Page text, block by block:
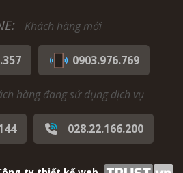
Khách hàng mới
0903.976.769
hàng đang sử dụng dịch vụ
028.22.166.200